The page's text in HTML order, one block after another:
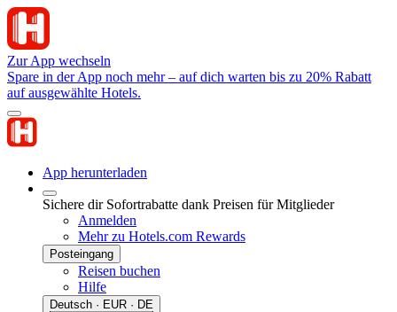
Zur App wechseln
Spare in der App noch mehr – auf dich warten bis zu 20% Rabatt
auf ausgewählte Hotels.
App herunterladen
Sichere dir Sofortrabatte dank Preisen für Mitglieder
Anmelden
Mehr zu Hotels.com Rewards
Posteingang
Reisen buchen
Hilfe
Deutsch · EUR · DE